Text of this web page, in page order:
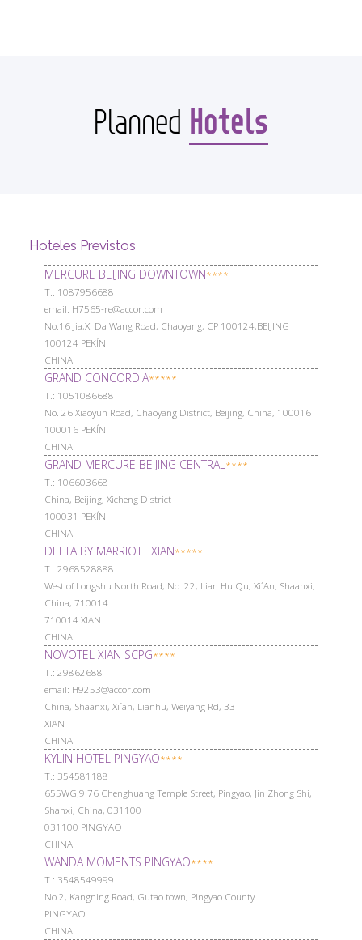
Planned Hotels
Hoteles Previstos
MERCURE BEIJING DOWNTOWN****
Т.: 1087956688
email: H7565-re@accor.com
No.16 Jia,Xi Da Wang Road, Chaoyang, CP 100124,BEIJING
100124 PEKÍN
CHINA
GRAND CONCORDIA*****
Т.: 1051086688
No. 26 Xiaoyun Road, Chaoyang District, Beijing, China, 100016
100016 PEKÍN
CHINA
GRAND MERCURE BEIJING CENTRAL****
Т.: 106603668
China, Beijing, Xicheng District
100031 PEKÍN
CHINA
DELTA BY MARRIOTT XIAN*****
Т.: 2968528888
West of Longshu North Road, No. 22, Lian Hu Qu, Xi´An, Shaanxi,
China, 710014
710014 XIAN
CHINA
NOVOTEL XIAN SCPG****
Т.: 29862688
email: H9253@accor.com
China, Shaanxi, Xi´an, Lianhu, Weiyang Rd, 33
XIAN
CHINA
KYLIN HOTEL PINGYAO****
Т.: 354581188
655WGJ9 76 Chenghuang Temple Street, Pingyao, Jin Zhong Shi,
Shanxi, China, 031100
031100 PINGYAO
CHINA
WANDA MOMENTS PINGYAO****
Т.: 3548549999
No.2, Kangning Road, Gutao town, Pingyao County
PINGYAO
CHINA